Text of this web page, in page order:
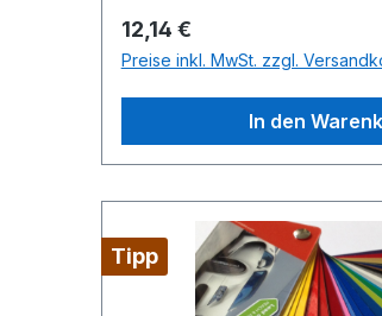
Regulärer Preis:
12,14 €
Preise inkl. MwSt. zzgl.
In den
Tipp